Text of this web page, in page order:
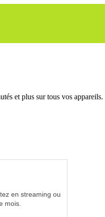
et plus sur tous vos appareils.
en streaming ou
mois.